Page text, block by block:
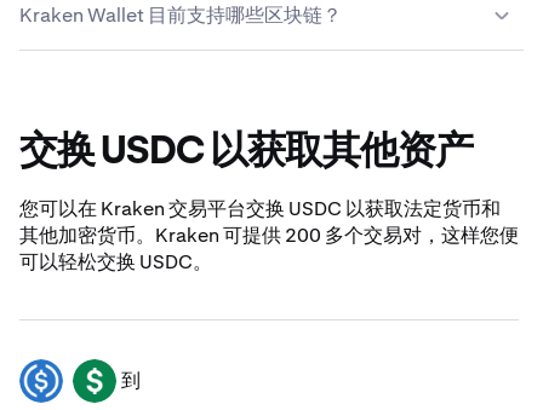
包。Kraken Wallet 免费使用，可在 iOS 和 Android 支持的
设备上使用。
Kraken Wallet 目前支持哪些区块链？
交换 USDC 以获取其他资产
您可以在 Kraken 交易平台交换 USDC 以获取法定货币和
其他加密货币。Kraken 可提供 200 多个交易对，这样您便
可以轻松交换 USDC。
USDC USD 到